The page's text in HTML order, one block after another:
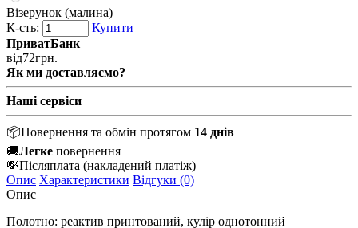
Візерунок (малина)
К-сть:
Купити
ПриватБанк
від72грн.
Як ми доставляємо?
Наші сервіси
📦Повернення та обмін протягом 14 днів
🚚Легке повернення
💸Післяплата (накладений платіж)
Опис Характеристики Відгуки (0)
Опис
Полотно: реактив принтований, кулір однотонний